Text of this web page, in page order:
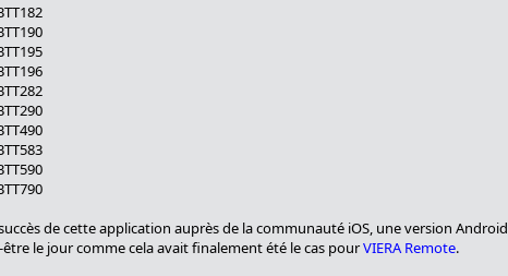
de cette application auprès de la communauté iOS, une version Android
le jour comme cela avait finalement été le cas pourVIERA Remote.